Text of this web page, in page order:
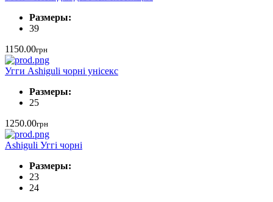
Размеры:
39
1150.00грн
Угги Ashiguli чорні унісекс
Размеры:
25
1250.00грн
Ashiguli Уггі чорні
Размеры:
23
24